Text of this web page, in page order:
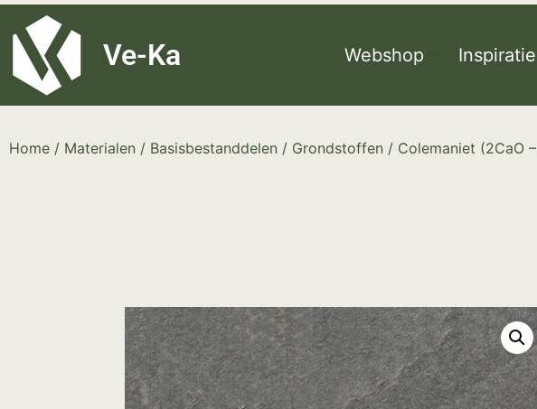
G-8P7N3X5BJ9
Ve-Ka Webshop
Home / Materialen / Basisbestanddelen / Grondstoffen / Colemaniet (2CaO